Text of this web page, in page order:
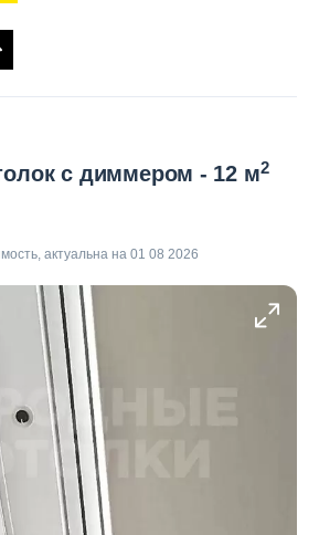
с диммером - 12 м2
актуальна на 01 08 2026